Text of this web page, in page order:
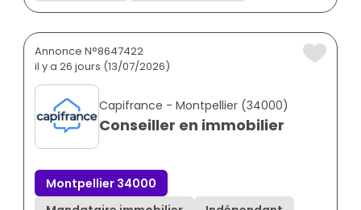
Annonce N°8647422
il y a 26 jours (13/07/2026)
Capifrance - Montpellier (34000)
Conseiller en immobilier
Montpellier 34000